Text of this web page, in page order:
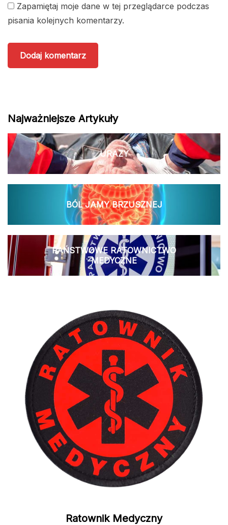
Zapamiętaj moje dane w tej przeglądarce podczas
pisania kolejnych komentarzy.
Najważniejsze Artykuły
URAZY
BÓL JAMY BRZUSZNEJ
PAŃSTWOWE RATOWNICTWO
MEDYCZNE
Ratownik Medyczny